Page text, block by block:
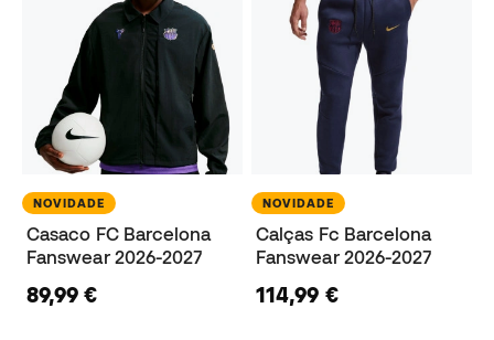
NOVIDADE
Casaco FC Barcelona
Fanswear 2026-2027
89,99 €
NOVIDADE
Calças Fc Barcelona
Fanswear 2026-2027
114,99 €